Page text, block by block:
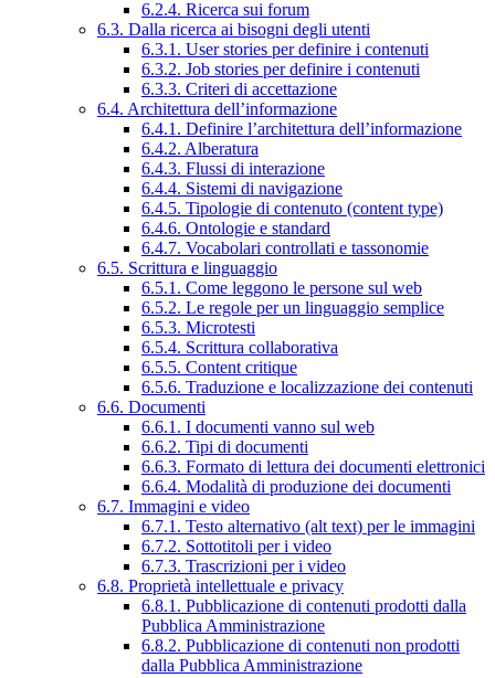
6.2.4. Ricerca sui forum
6.3. Dalla ricerca ai bisogni degli utenti
6.3.1. User stories per definire i contenuti
6.3.2. Job stories per definire i contenuti
6.3.3. Criteri di accettazione
6.4. Architettura dell’informazione
6.4.1. Definire l’architettura dell’informazione
6.4.2. Alberatura
6.4.3. Flussi di interazione
6.4.4. Sistemi di navigazione
6.4.5. Tipologie di contenuto (content type)
6.4.6. Ontologie e standard
6.4.7. Vocabolari controllati e tassonomie
6.5. Scrittura e linguaggio
6.5.1. Come leggono le persone sul web
6.5.2. Le regole per un linguaggio semplice
6.5.3. Microtesti
6.5.4. Scrittura collaborativa
6.5.5. Content critique
6.5.6. Traduzione e localizzazione dei contenuti
6.6. Documenti
6.6.1. I documenti vanno sul web
6.6.2. Tipi di documenti
6.6.3. Formato di lettura dei documenti elettronici
6.6.4. Modalità di produzione dei documenti
6.7. Immagini e video
6.7.1. Testo alternativo (alt text) per le immagini
6.7.2. Sottotitoli per i video
6.7.3. Trascrizioni per i video
6.8. Proprietà intellettuale e privacy
6.8.1. Pubblicazione di contenuti prodotti dalla
Pubblica Amministrazione
6.8.2. Pubblicazione di contenuti non prodotti
dalla Pubblica Amministrazione